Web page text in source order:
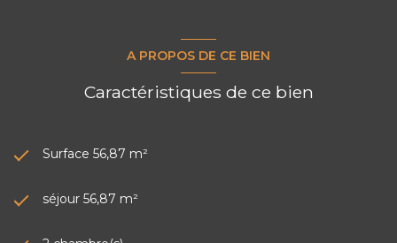
A PROPOS DE CE BIEN
Caractéristiques de ce bien
Surface 56,87 m²
séjour 56,87 m²